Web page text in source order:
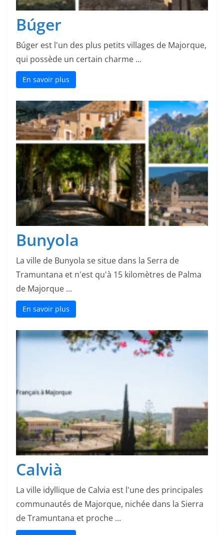
Búger
Búger est l'un des plus petits villages de Majorque,
qui possède un certain charme ...
En savoir plus
Bunyola
La ville de Bunyola se situe dans la Serra de
Tramuntana et n'est qu'à 15 kilomètres de Palma
de Majorque ...
En savoir plus
Calvià
La ville idyllique de Calvia est l'une des principales
communautés de Majorque, nichée dans la Sierra
de Tramuntana et proche ...